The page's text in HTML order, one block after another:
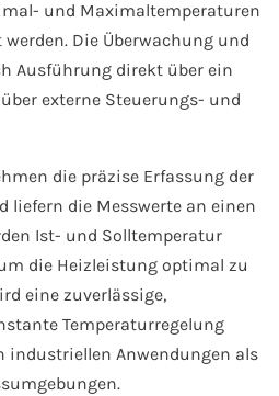
und Maximaltemperaturen
Die Überwachung und
Ausführung direkt über ein
externe Steuerungs- und
die präzise Erfassung der
liefern die Messwerte an einen
Ist- und Solltemperatur
die Heizleistung optimal zu
eine zuverlässige,
Temperaturregelung
industriellen Anwendungen als